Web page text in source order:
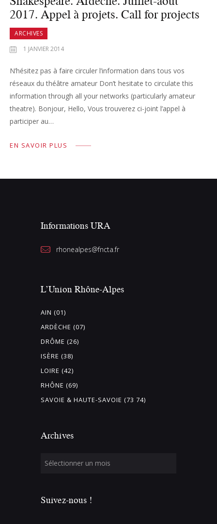
2017. Appel à projets. Call for projects
ARCHIVES
1 JANVIER 2014
N’hésitez pas à faire circuler l’information dans tous vos
réseaux du théâtre amateur Don’t hesitate to circulate this
information through all your networks (particularly amateur
theatre). Bonjour, Hello, Vous trouverez ci-joint l’appel à
participer au…
EN SAVOIR PLUS
Informations URA
rhonealpes@fncta.fr
L’Union Rhône-Alpes
AIN (01)
ARDÈCHE (07)
DRÔME (26)
ISÈRE (38)
LOIRE (42)
RHÔNE (69)
SAVOIE & HAUTE-SAVOIE (73 74)
Archives
Suivez-nous !